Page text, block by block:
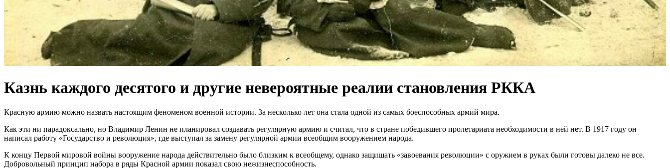
Казнь каждого десятого и другие невероятные реалии становления РККА
Красную армию можно назвать настоящим феноменом военной истории. За несколько лет она стала одной из самых боеспособных армий мира.
Как эти ни парадоксально, но Владимир Ленин не планировал создавать регулярную армию и считал, что в стране победившего пролетариата необходимости в ней нет. В 1917 году он
написал работу «Государство и революция», где выступал за замену регулярной армии всеобщим вооружением народа.
К концу Первой мировой войны вооружение народа действительно было близким к всеобщему, однако защищать «завоевания революции» с оружием в руках были готовы далеко не все.
Добровольный принцип набора в ряды Красной армии показал свою нежизнеспособность.